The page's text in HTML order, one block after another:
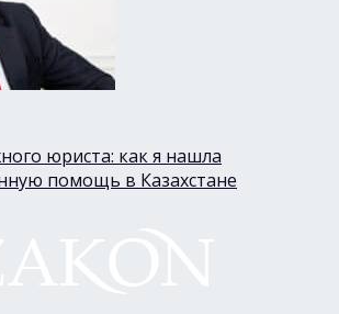
юриста: как я нашла
помощь в Казахстане